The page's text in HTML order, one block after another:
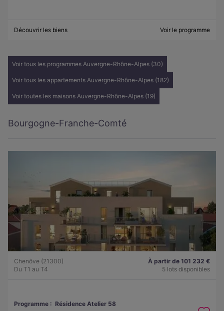
Découvrir les biens Voir le programme
Voir tous les programmes Auvergne-Rhône-Alpes (30)
Voir tous les appartements Auvergne-Rhône-Alpes (182)
Voir toutes les maisons Auvergne-Rhône-Alpes (19)
Bourgogne-Franche-Comté
Chenôve (21300)
Du T1 au T4
À partir de 101 232 €
5 lots disponibles
Programme : Résidence Atelier 58